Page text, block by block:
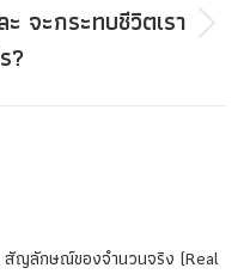
จะกระทบชีวิตเรา
?
สัญลักษณ์ของจำนวนจริง (Real